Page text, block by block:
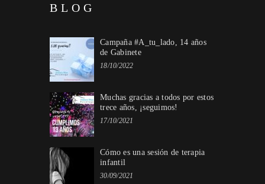
BLOG
Campaña #A_tu_lado, 14 años
de Gabinete
18/10/2022
Muchas gracias a todos por estos
trece años, ¡seguimos!
17/10/2021
Cómo es una sesión de terapia
infantil
30/09/2021